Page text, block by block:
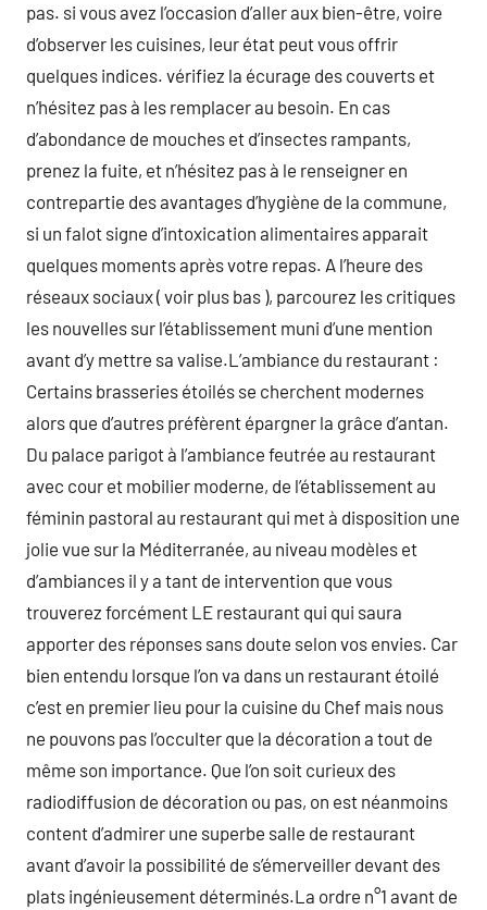
pas. si vous avez l’occasion d’aller aux bien-être, voire
d’observer les cuisines, leur état peut vous offrir
quelques indices. vérifiez la écurage des couverts et
n’hésitez pas à les remplacer au besoin. En cas
d’abondance de mouches et d’insectes rampants,
prenez la fuite, et n’hésitez pas à le renseigner en
contrepartie des avantages d’hygiène de la commune,
si un falot signe d’intoxication alimentaires apparait
quelques moments après votre repas. A l’heure des
réseaux sociaux ( voir plus bas ), parcourez les critiques
les nouvelles sur l’établissement muni d’une mention
avant d’y mettre sa valise.L’ambiance du restaurant :
Certains brasseries étoilés se cherchent modernes
alors que d’autres préfèrent épargner la grâce d’antan.
Du palace parigot à l’ambiance feutrée au restaurant
avec cour et mobilier moderne, de l’établissement au
féminin pastoral au restaurant qui met à disposition une
jolie vue sur la Méditerranée, au niveau modèles et
d’ambiances il y a tant de intervention que vous
trouverez forcément LE restaurant qui qui saura
apporter des réponses sans doute selon vos envies. Car
bien entendu lorsque l’on va dans un restaurant étoilé
c’est en premier lieu pour la cuisine du Chef mais nous
ne pouvons pas l’occulter que la décoration a tout de
même son importance. Que l’on soit curieux des
radiodiffusion de décoration ou pas, on est néanmoins
content d’admirer une superbe salle de restaurant
avant d’avoir la possibilité de s’émerveiller devant des
plats ingénieusement déterminés.La ordre n°1 avant de